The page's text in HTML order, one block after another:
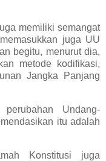
memiliki semangat
juga UU
begitu, menurut dia,
metode kodifikasi,
Jangka Panjang
Undang-
itu adalah
Konstitusi juga